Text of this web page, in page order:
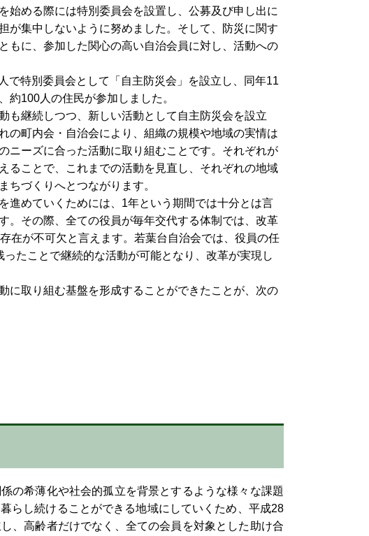
める際には特別委員会を設置し、公募及び申し出に
が集中しないように努めました。そして、防災に関す
もに、参加した関心の高い自治会員に対し、活動への
特別委員会として「自主防災会」を設立し、同年11
約100人の住民が参加しました。
継続しつつ、新しい活動として自主防災会を設立
の町内会・自治会により、組織の規模や地域の実情は
ニーズに合った活動に取り組むことです。それぞれが
ることで、これまでの活動を見直し、それぞれの地域
ちづくりへとつながります。
めていくためには、1年という期間では十分とは言
。その際、全ての役員が毎年交代する体制では、改革
在が不可欠と言えます。若葉台自治会では、役員の任
たことで継続的な活動が可能となり、改革が実現し
取り組む基盤を形成することができたことが、次の
の希薄化や社会的孤立を背景とするような様々な課題
らし続けることができる地域にしていくため、平成28
、高齢者だけでなく、全ての会員を対象とした助け合